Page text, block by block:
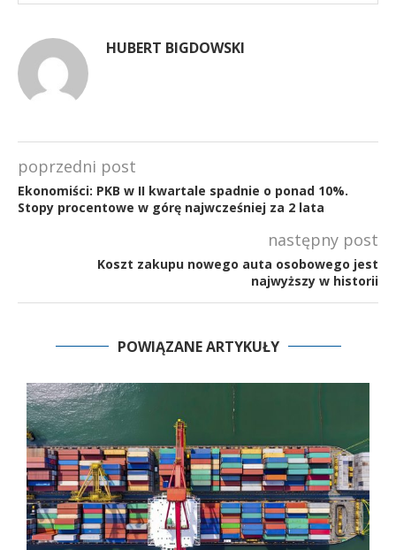
HUBERT BIGDOWSKI
poprzedni post
Ekonomiści: PKB w II kwartale spadnie o ponad 10%.
Stopy procentowe w górę najwcześniej za 2 lata
następny post
Koszt zakupu nowego auta osobowego jest
najwyższy w historii
POWIĄZANE ARTYKUŁY